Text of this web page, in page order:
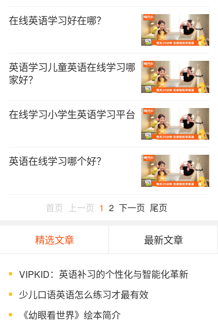
在线英语学习好在哪？
英语学习儿童英语在线学习哪
家好？
在线学习小学生英语学习平台
英语在线学习哪个好？
首页 上一页 1 2 下一页 尾页
精选文章 最新文章
VIPKID：英语补习的个性化与智能化革新
少儿口语英语怎么练习才最有效
《幼眼看世界》绘本简介